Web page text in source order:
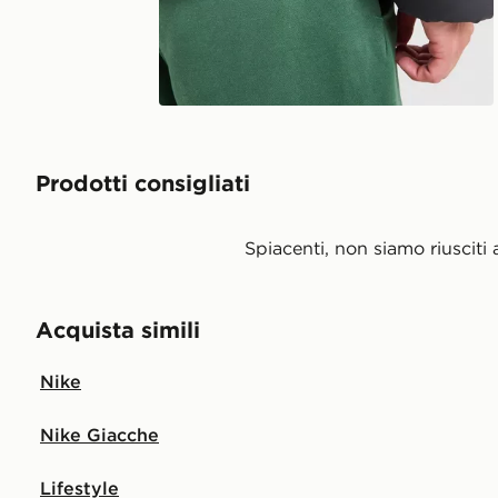
Prodotti consigliati
Spiacenti, non siamo riusciti
Acquista simili
Nike
Nike Giacche
Lifestyle